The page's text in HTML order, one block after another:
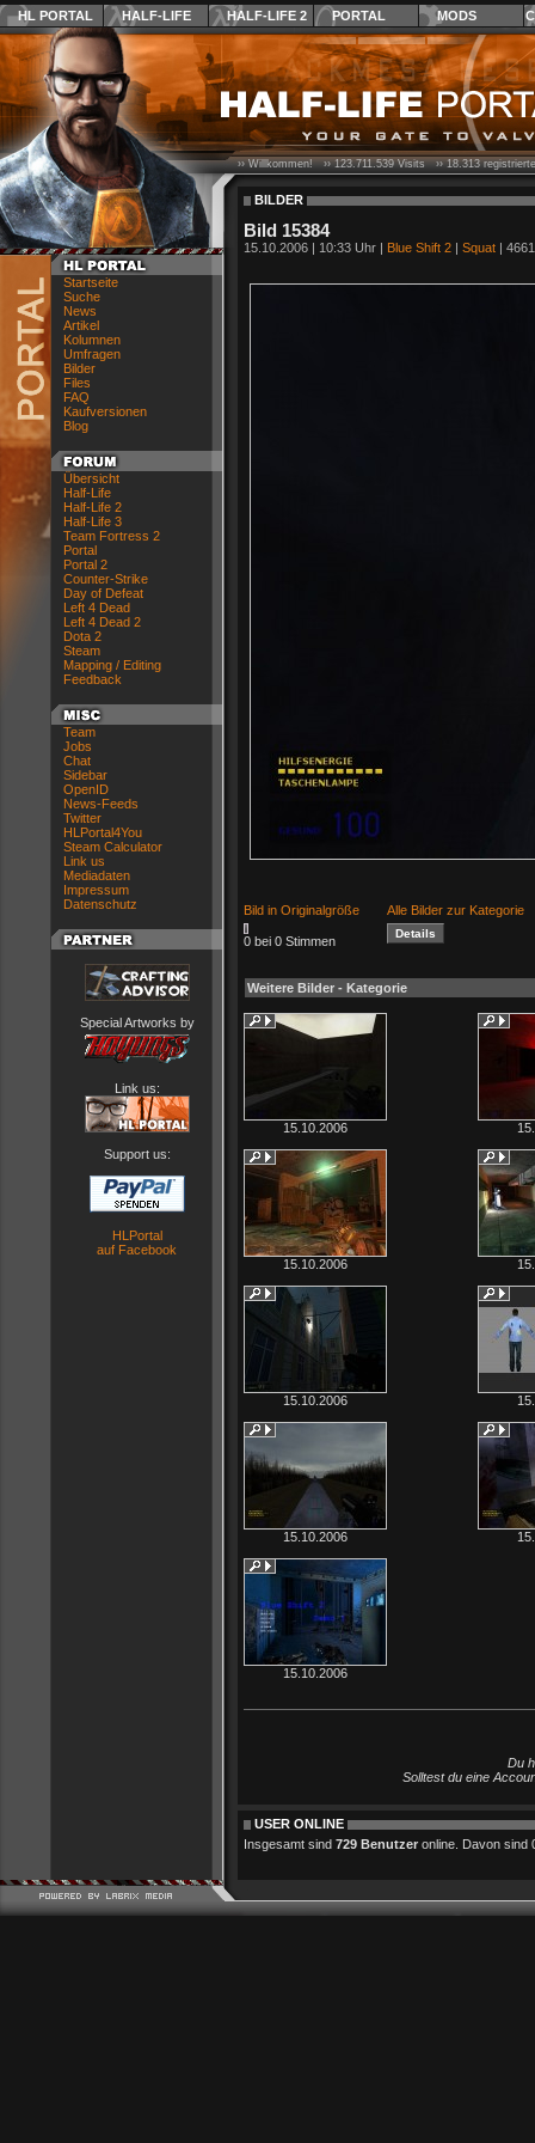
HL PORTAL HALF-LIFE HALF-LIFE 2 PORTAL MODS
Startseite
Suche
News
Artikel
Kolumnen
Umfragen
Bilder
Files
FAQ
Kaufversionen
Blog
Übersicht
Half-Life
Half-Life 2
Half-Life 3
Team Fortress 2
Portal
Portal 2
Counter-Strike
Day of Defeat
Left 4 Dead
Left 4 Dead 2
Dota 2
Steam
Mapping / Editing
Feedback
Team
Jobs
Chat
Sidebar
OpenID
News-Feeds
Twitter
HLPortal4You
Steam Calculator
Link us
Mediadaten
Impressum
Datenschutz
Special Artworks by
Link us:
Support us:
HLPortal
auf Facebook
›› Willkommen! ››123.711.539Visits ››18.313
BILDER
Bild 15384
15.10.2006 | 10:33 Uhr | Blue Shift 2 | Squat |
Bild in Originalgröße Alle Bilder zur Kategorie
0 bei 0 Stimmen
Weitere Bilder - Kategorie
15.10.2006
15.10.2006
15.10.2006
15.10.2006
15.10.2006
Du
Solltest du eine
USER ONLINE
Insgesamt sind 729 Benutzer online. Davon sind